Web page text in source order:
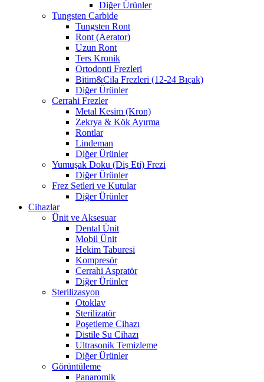
Diğer Ürünler
Tungsten Carbide
Tungsten Ront
Ront (Aerator)
Uzun Ront
Ters Kronik
Ortodonti Frezleri
Bitim&Cila Frezleri (12-24 Bıçak)
Diğer Ürünler
Cerrahi Frezler
Metal Kesim (Kron)
Zekrya & Kök Ayırma
Rontlar
Lindeman
Diğer Ürünler
Yumuşak Doku (Diş Eti) Frezi
Diğer Ürünler
Frez Setleri ve Kutular
Diğer Ürünler
Cihazlar
Ünit ve Aksesuar
Dental Ünit
Mobil Ünit
Hekim Taburesi
Kompresör
Cerrahi Aspratör
Diğer Ürünler
Sterilizasyon
Otoklav
Sterilizatör
Poşetleme Cihazı
Distile Su Cihazı
Ultrasonik Temizleme
Diğer Ürünler
Görüntüleme
Panaromik